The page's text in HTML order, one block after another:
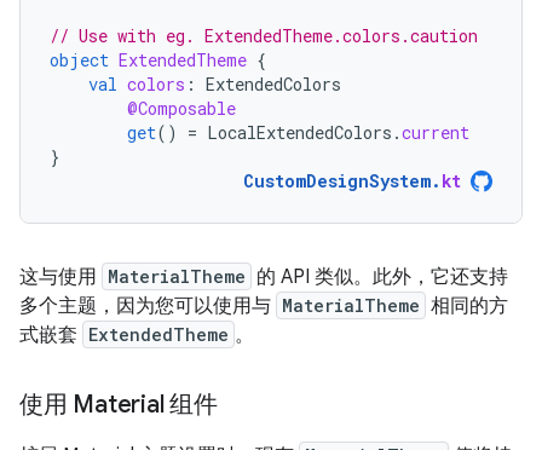
// Use with eg. ExtendedTheme.colors.caution
object ExtendedTheme {
val colors : ExtendedColors
@Composable
get() = LocalExtendedColors .current
}
CustomDesignSystem. kt
这与使用 MaterialTheme 的 API 类似。此外，它还支持
多个主题，因为您可以使用与 MaterialTheme 相同的方
式嵌套 ExtendedTheme 。
使用 Material 组件